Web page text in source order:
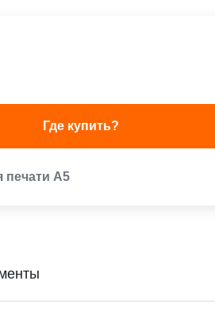
Где купить?
печати А5